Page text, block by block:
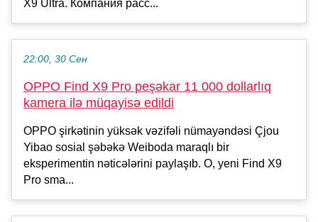
X9 Ultra. Компания расс...
22:00, 30 Сен
OPPO Find X9 Pro peşəkar 11 000 dollarlıq
kamera ilə müqayisə edildi
OPPO şirkətinin yüksək vəzifəli nümayəndəsi Çjou
Yibao sosial şəbəkə Weiboda maraqlı bir
eksperimentin nəticələrini paylaşıb. O, yeni Find X9
Pro sma...